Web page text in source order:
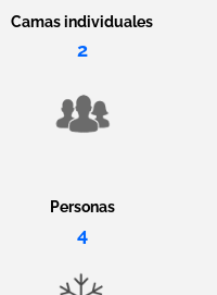
Camas individuales
2
Personas
4